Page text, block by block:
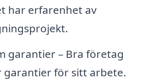
har erfarenhet av
garantier – Bra företag
garantier för sitt arbete.